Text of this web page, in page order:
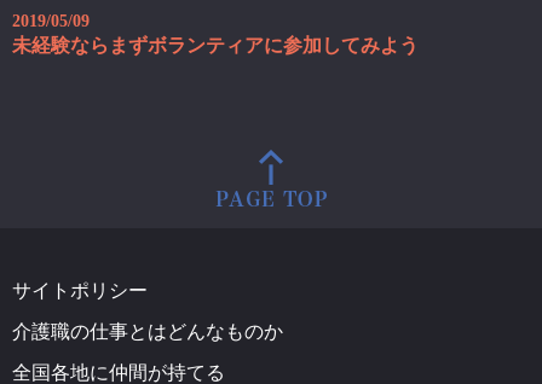
2019/05/09
未経験ならまずボランティアに参加してみよう
サイトポリシー
介護職の仕事とはどんなものか
全国各地に仲間が持てる